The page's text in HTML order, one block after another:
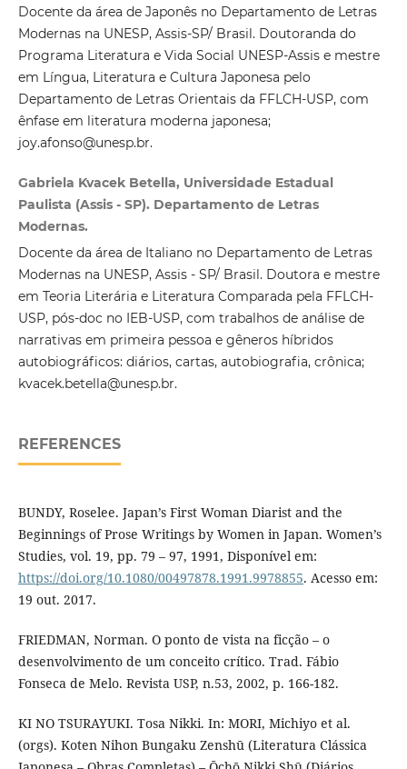
Docente da área de Japonês no Departamento de Letras
Modernas na UNESP, Assis-SP/ Brasil. Doutoranda do
Programa Literatura e Vida Social UNESP-Assis e mestre
em Língua, Literatura e Cultura Japonesa pelo
Departamento de Letras Orientais da FFLCH-USP, com
ênfase em literatura moderna japonesa;
joy.afonso@unesp.br.
Gabriela Kvacek Betella, Universidade Estadual
Paulista (Assis - SP). Departamento de Letras
Modernas.
Docente da área de Italiano no Departamento de Letras
Modernas na UNESP, Assis - SP/ Brasil. Doutora e mestre
em Teoria Literária e Literatura Comparada pela FFLCH-
USP, pós-doc no IEB-USP, com trabalhos de análise de
narrativas em primeira pessoa e gêneros híbridos
autobiográficos: diários, cartas, autobiografia, crônica;
kvacek.betella@unesp.br.
REFERENCES
BUNDY, Roselee. Japan’s First Woman Diarist and the
Beginnings of Prose Writings by Women in Japan. Women’s
Studies, vol. 19, pp. 79 – 97, 1991, Disponível em:
https://doi.org/10.1080/00497878.1991.9978855. Acesso em:
19 out. 2017.
FRIEDMAN, Norman. O ponto de vista na ficção – o
desenvolvimento de um conceito crítico. Trad. Fábio
Fonseca de Melo. Revista USP, n.53, 2002, p. 166-182.
KI NO TSURAYUKI. Tosa Nikki. In: MORI, Michiyo et al.
(orgs). Koten Nihon Bungaku Zenshū (Literatura Clássica